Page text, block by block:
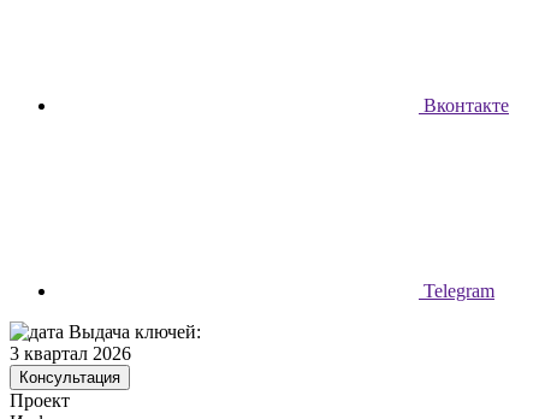
Вконтакте
Telegram
Выдача ключей:
3 квартал 2026
Консультация
Проект